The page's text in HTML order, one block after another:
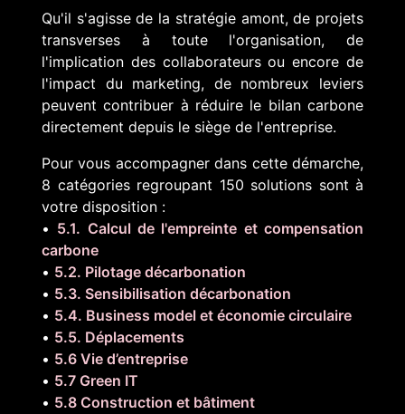
Qu'il s'agisse de la stratégie amont, de projets
transverses à toute l'organisation, de
l'implication des collaborateurs ou encore de
l'impact du marketing, de nombreux leviers
peuvent contribuer à réduire le bilan carbone
directement depuis le siège de l'entreprise.
Pour vous accompagner dans cette démarche,
8 catégories regroupant 150 solutions sont à
votre disposition :
• 5.1. Calcul de l'empreinte et compensation
carbone
• 5.2. Pilotage décarbonation
• 5.3. Sensibilisation décarbonation
• 5.4. Business model et économie circulaire
• 5.5. Déplacements
• 5.6 Vie d’entreprise
• 5.7 Green IT
• 5.8 Construction et bâtiment